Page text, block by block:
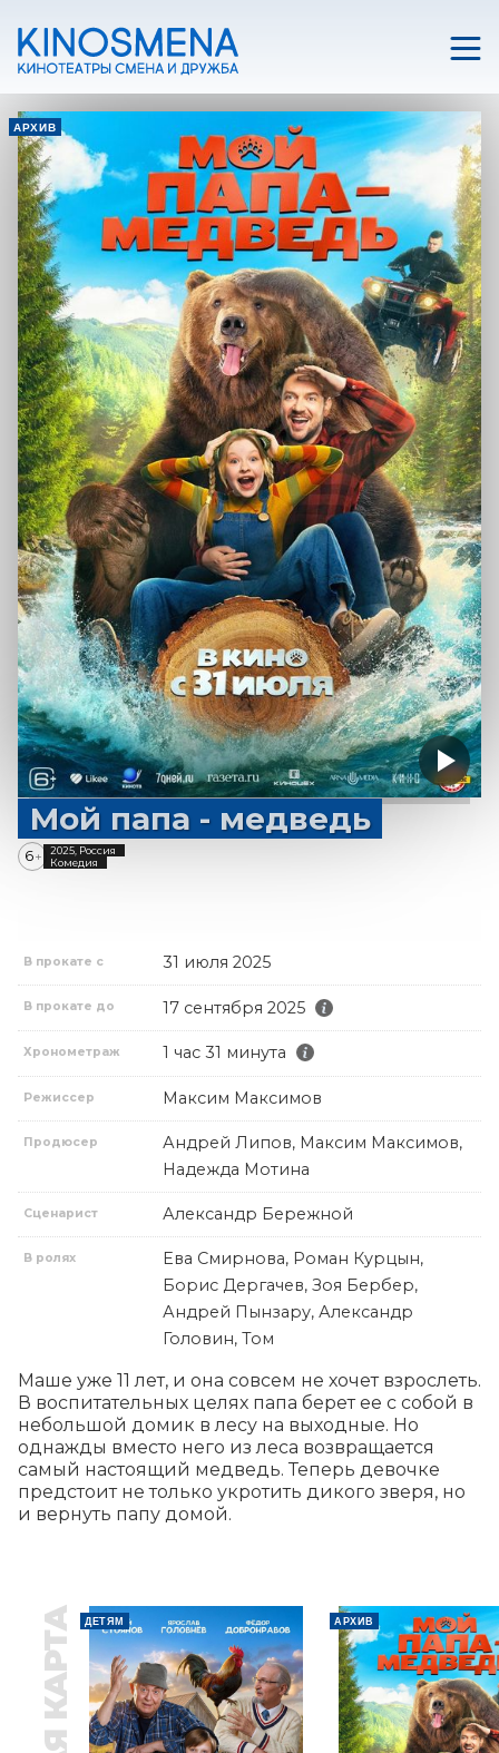
АРХИВ
Мой папа - медведь
6+
2025, Россия
Комедия
В прокате с 31 июля 2025
В прокате до 17 сентября 2025
Хронометраж 1 час 31 минута
Режиссер Максим Максимов
Продюсер
Андрей Липов, Максим Максимов,
Надежда Мотина
Сценарист Александр Бережной
В ролях
Ева Смирнова, Роман Курцын,
Борис Дергачев, Зоя Бербер,
Андрей Пынзару, Александр
Головин, Том
Маше уже 11 лет, и она совсем не хочет взрослеть.
В воспитательных целях папа берет ее с собой в
небольшой домик в лесу на выходные. Но
однажды вместо него из леса возвращается
самый настоящий медведь. Теперь девочке
предстоит не только укротить дикого зверя, но
и вернуть папу домой.
ДЕТЯМ АРХИВ